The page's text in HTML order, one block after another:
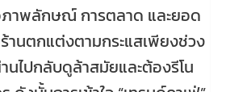
าพลักษณ์ การตลาด และยอด
านตกแต่งตามกระแสเพียงช่วง
นไปกลับดูล้าสมัยและต้องรีโน